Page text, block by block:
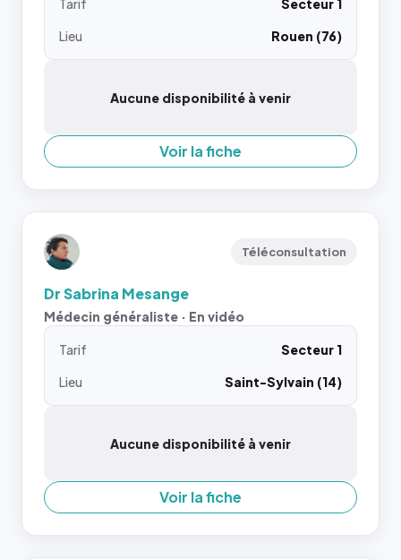
Tarif
Secteur 1
Lieu
Rouen (76)
Aucune disponibilité à venir
Voir la fiche
Téléconsultation
Dr Sabrina Mesange
Médecin généraliste · En vidéo
Tarif
Secteur 1
Lieu
Saint-Sylvain (14)
Aucune disponibilité à venir
Voir la fiche